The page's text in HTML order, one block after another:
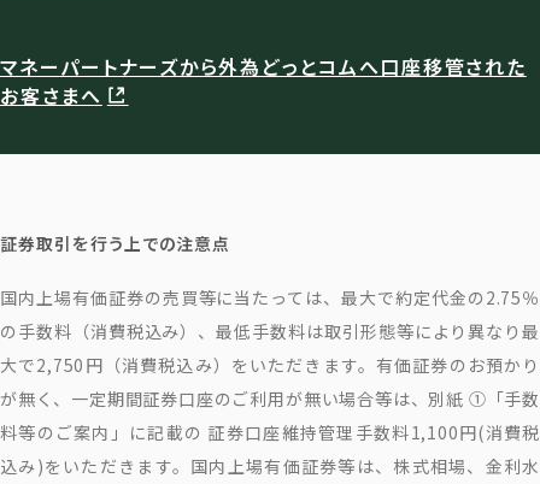
マネーパートナーズから外為どっとコムへ口座移管された
お客さまへ
証券取引を行う上での注意点
国内上場有価証券の売買等に当たっては、最大で約定代金の2.75％
の手数料（消費税込み）、最低手数料は取引形態等により異なり最
大で2,750円（消費税込み）をいただきます。有価証券のお預かり
が無く、一定期間証券口座のご利用が無い場合等は、別紙 ①「手数
料等のご案内」に記載の 証券口座維持管理手数料1,100円(消費税
込み)をいただきます。国内上場有価証券等は、株式相場、金利水